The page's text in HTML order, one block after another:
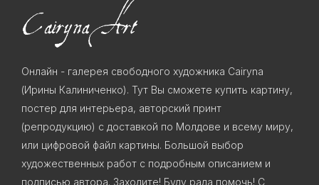
Онлайн - галерея свободного художника Cairyna
(Ирины Калиниченко). Тут Вы сможете купить картину,
постер для интерьера, авторский принт
(репродукцию) с доставкой по Молдове и всему миру,
или цифровой файл картины. Большой выбор
художественных работ с подробным описанием и
подписью автора. Заходите! Буду рада помочь! С